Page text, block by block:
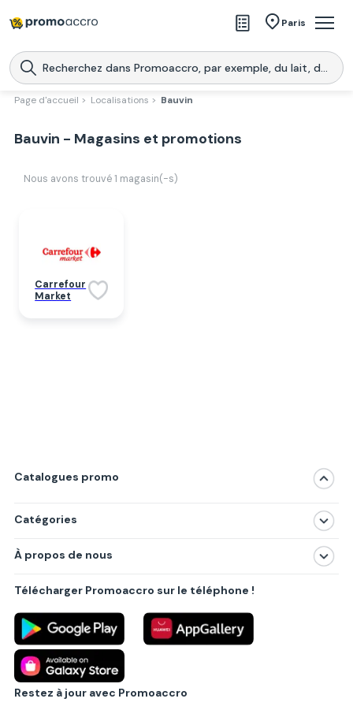
Paris
Magasins
Produits
Promoaccro
Page d'accueil > Localisations > Bauvin
Bauvin - Magasins et promotions
Nous avons trouvé 1 magasin(-s)
Carrefour
Market
Catalogues promo
Catégories
Produits
Villes principales
À propos de nous
Politique de confidentialité
Règlements
Partenariat B2B
Blog
Contact
Télécharger Promoaccro sur le téléphone !
Restez à jour avec Promoaccro